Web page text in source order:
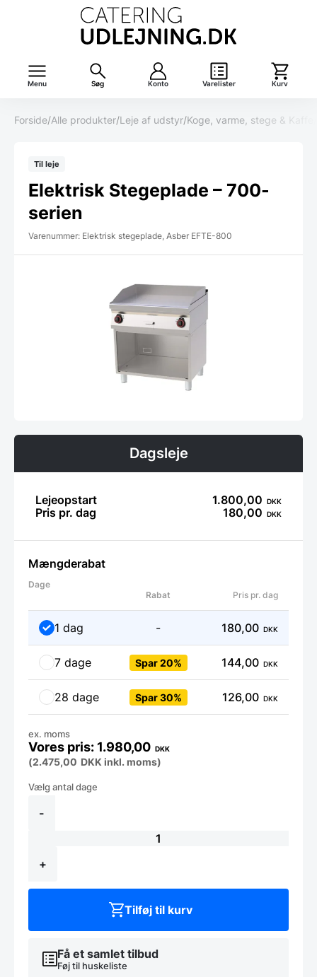
Menu Søg Konto Varelister Kurv
Forside/Alle produkter/Leje af udstyr/Koge, varme, stege & Kaffe
Til leje
Elektrisk Stegeplade – 700-
serien
Varenummer: Elektrisk stegeplade, Asber EFTE-800
Dagsleje
Lejeopstart 1.800,00 DKK
Pris pr. dag 180,00 DKK
Mængderabat
Dage
Rabat
Pris pr. dag
1 dag - 180,00 DKK
7 dage Spar 20% 144,00 DKK
28 dage Spar 30% 126,00 DKK
-
Elektrisk
+
1.980,00 DKK
ex. moms
(2.475,00 DKK inkl. moms)
Få et samlet tilbud
Føj til huskeliste
Tilføj til kurv